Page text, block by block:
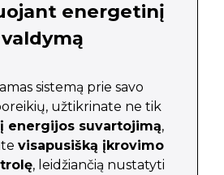
energetinį
valdymą
sistemą prie savo
užtikrinate ne tik
energijos suvartojimą,
visapusišką įkrovimo
, leidžiančią nustatyti